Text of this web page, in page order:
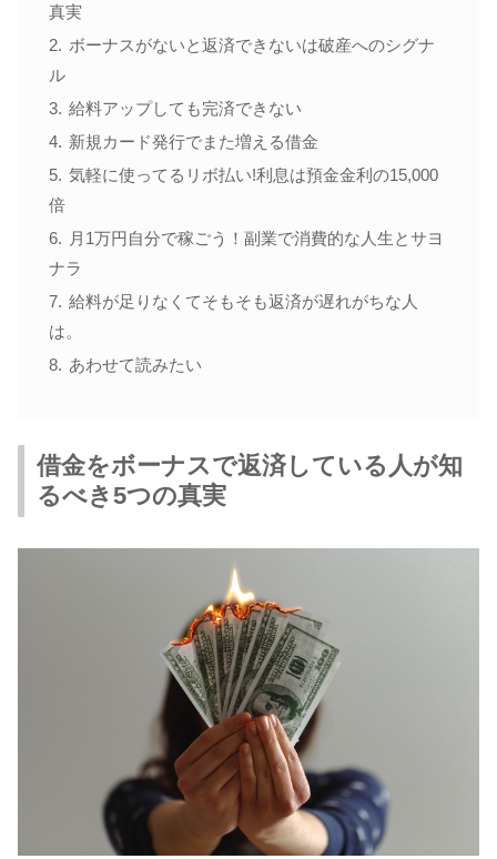
真実
ボーナスがないと返済できないは破産へのシグナ
ル
給料アップしても完済できない
新規カード発行でまた増える借金
気軽に使ってるリボ払い!利息は預金金利の15,000
倍
月1万円自分で稼ごう！副業で消費的な人生とサヨ
ナラ
給料が足りなくてそもそも返済が遅れがちな人
は。
あわせて読みたい
借金をボーナスで返済している人が知
るべき5つの真実